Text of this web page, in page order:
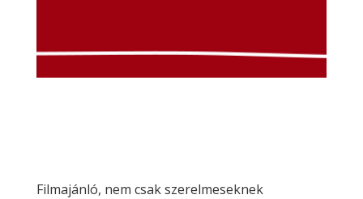
Filmajánló, nem csak szerelmeseknek